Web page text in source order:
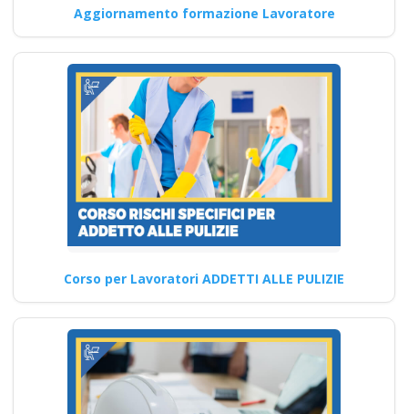
bilaterale
associazione
Preposti: formazione e
aggiornamenti obbligatori per
la sicurezza Nuovo accordo
stato regioni…
Continua
formatore medio in
materia di sicurezza
Sicurezza sul lavoro per
lavoratori: rischi da lavori con
Aggiornamento formazione Lavoratore
Corso per Lavoratori ADDETTI ALLE PULIZIE